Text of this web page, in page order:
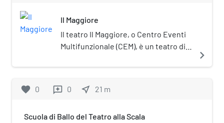
Il Maggiore
Il teatro Il Maggiore, o Centro Eventi
Multifunzionale (CEM), è un teatro di
l'11 giugno 2016. Il progetto
un team internazionale
Cook, Salvador Pérez Arroyo,
navigate_next
favorite 0 reviews 0 near_me 21 m
Scuola di Ballo del Teatro alla Scala